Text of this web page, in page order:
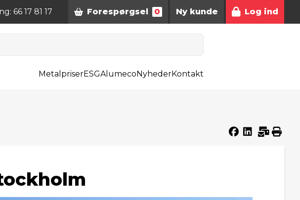
66 17 81 17 Forespørgsel 0 Ny kunde Log ind
MetalpriserESGAlumecoNyhederKontakt